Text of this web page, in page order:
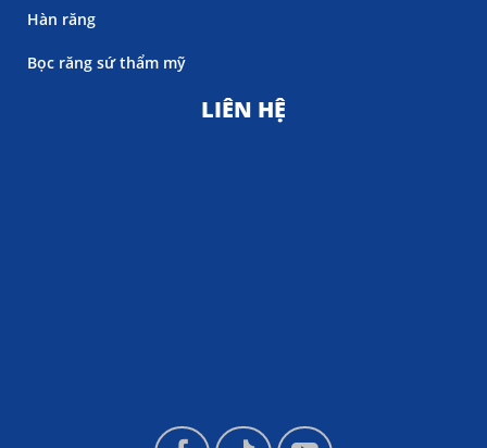
Hàn răng
Bọc răng sứ thẩm mỹ
LIÊN HỆ